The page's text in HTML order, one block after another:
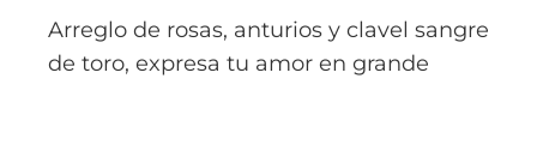
Arreglo de rosas, anturios y clavel sangre
de toro, expresa tu amor en grande